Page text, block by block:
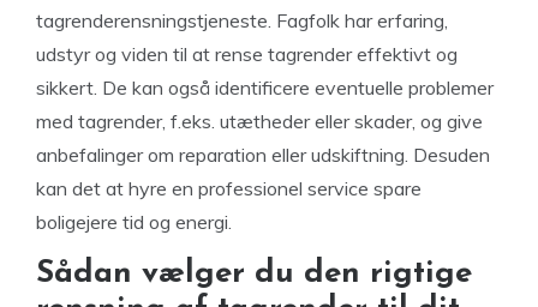
tagrenderensningstjeneste. Fagfolk har erfaring,
udstyr og viden til at rense tagrender effektivt og
sikkert. De kan også identificere eventuelle problemer
med tagrender, f.eks. utætheder eller skader, og give
anbefalinger om reparation eller udskiftning. Desuden
kan det at hyre en professionel service spare
boligejere tid og energi.
Sådan vælger du den rigtige